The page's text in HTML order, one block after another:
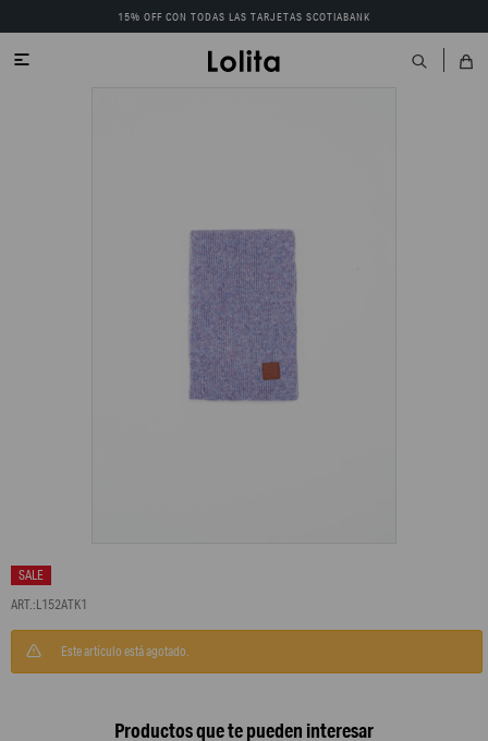
15% OFF CON TODAS LAS TARJETAS SCOTIABANK

L152ATK1
Este artículo está agotado.
Productos que te pueden interesar